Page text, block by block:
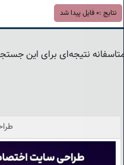
نتایج :0 فایل پیدا شد
نتیجه‌ای برای این